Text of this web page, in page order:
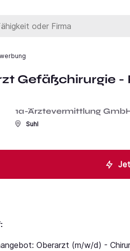
Firma
Gefäßchirurgie -
1a-Ärztevermittlung
Suhl
Oberarzt (m/w/d) -